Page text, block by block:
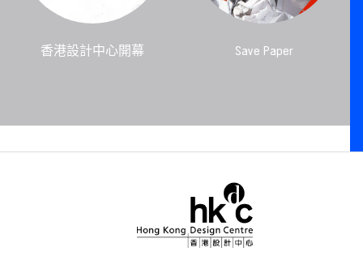
香港設計中心開幕 Save Paper